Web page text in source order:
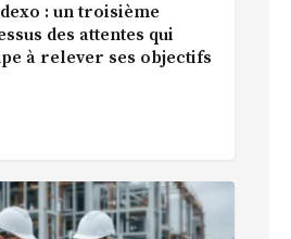
: un troisième
des attentes qui
à relever ses objectifs